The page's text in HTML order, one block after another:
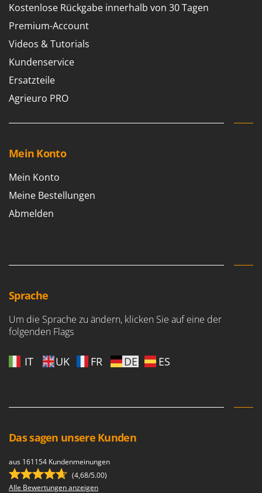
Kostenlose Rückgabe innerhalb von 30 Tagen
Premium-Account
Videos & Tutorials
Kundenservice
Ersatzteile
Agrieuro PRO
Mein Konto
Mein Konto
Meine Bestellungen
Abmelden
Sprache
Um die Sprache zu ändern, klicken Sie auf eine der
folgenden Flags
IT UK FR DE ES
Das sagen unsere Kunden
aus 161154 Kundenmeinungen
(4,68/5.00)
Alle Bewertungen anzeigen